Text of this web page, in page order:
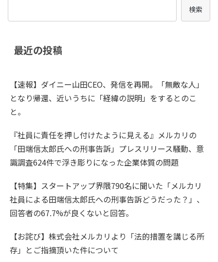
検索
最近の投稿
【速報】ダイニー山田CEO、発信を再開。「無敵な人」
となり帰還、近いうちに「経緯の説明」をするとのこ
と。
『社員に責任を押し付けたように見える』メルカリの
「田端信太郎氏への刑事告訴」プレスリリース騒動、意
識調査624件で浮き彫りになった企業体質の問題
【特集】スタートアップ界隈790名に聞いた「メルカリ
社員による田端信太郎氏への刑事告訴どうだった？」、
回答者の67.7%が良くないと回答。
【お詫び】株式会社メルカリより「法的措置を講じる所
存」とご指摘頂いた件について